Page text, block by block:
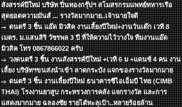
สังสรรค์ปีใหม่ บริษัท ปิ่นทองกรุ๊ปฯ สโมสรกรมแพทย์ทหารเรือ
สุดยอดความมันส์ ... รางวัลมากมาย..เจ้านายใจดี
ดนตรี 3 ชิ้น แอ๊ด มิวสิค งานเลี้ยงปีใหม่+งานวันเด๊ก เวที 8
เมตร. ม.แสนสิริ วัชรพล 3 ปี ที่ให้ความไว้วางใจ ทีมงานแอ๊ด
มิวสิค โทร 0867866022 ครับ
วงดนตรี 3 ชิ้น งานสังสรรค์ปีใหม่ +เวที 6 ม +แดนซ์ 4 คน งาน
เลี้ยง บริษัทฯขนส่งนำเข้า ลาดกระบัง แจกของรางวัลมากมาย
ดนตรี 3 ชิ้น งานเลี้ยงปีใหม่ ธนาคารซีไอเอ็มบี ไทย (CIMB
THAI) โรงงานยาสูบ กระทรวงการคลัง แจกรางวัล และการ
แสดงมากมาย ฉลองชัย รายได้ทะลุเป้า..หลายร้อยล้าน